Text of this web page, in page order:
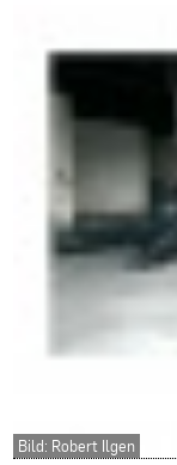
Bild: Robert Ilgen